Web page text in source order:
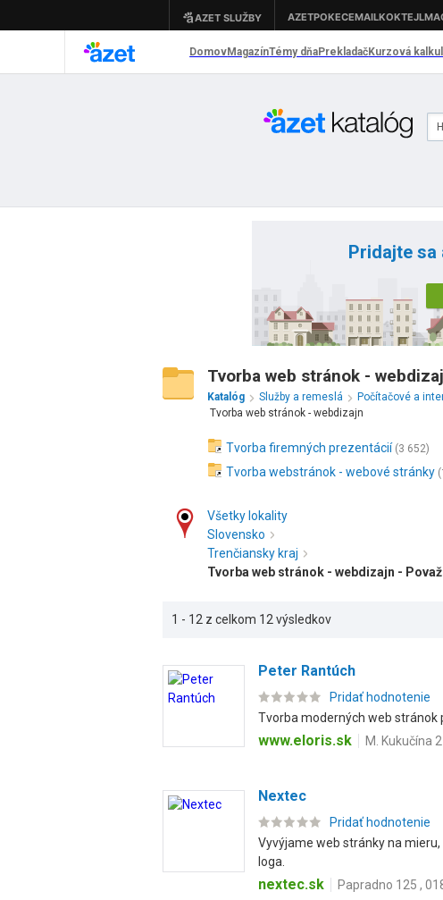
Pridajte sa
Tvorba web stránok -
Katalóg
Služby a remeslá Počítačové a
Tvorba web stránok - webdizajn
Tvorba firemných prezentácií (3 652)
Tvorba webstránok - webové stránky
Všetky lokality
Slovensko
Trenčiansky kraj
Tvorba web stránok - webdizajn -
1 - 12 z celkom 12 výsledkov
Peter Rantúch
Pridať hodnotenie
Tvorba moderných web stránok
www.eloris.sk M. Kukučína
Nextec
Pridať hodnotenie
Vyvýjame web stránky na
loga.
nextec.sk Papradno 125 ,